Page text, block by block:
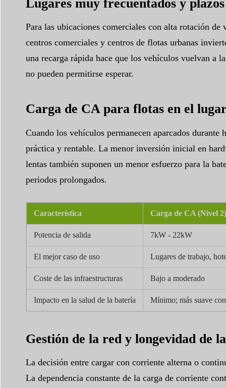
Lugares muy frecuentados y
Para las ubicaciones comerciales con alta rotación
centros comerciales y centros de flotas urbanas
una recarga rápida hace que los vehículos vuelvan a
no pueden permitirse esperar.
Carga de CA para flotas en el
Cuando los vehículos permanecen aparcados
práctica y rentable. La menor inversión inicial en
lentas también suponen un menor esfuerzo para la
periodos prolongados.
Característica Carga de CA (Nivel 2)
Potencia de salida 7kW - 22kW
El mejor caso de uso Lugares de trabajo,
Coste de las infraestructuras Bajo a moderado
Impacto en la salud de la batería Mínimo; más suave
Gestión de la red y longevidad de
La decisión entre cargar con corriente alterna o
La dependencia constante de la carga de corriente